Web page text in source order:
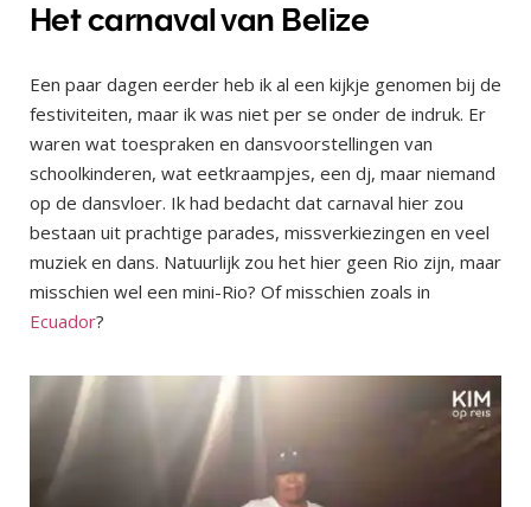
Het carnaval van Belize
Een paar dagen eerder heb ik al een kijkje genomen bij de
festiviteiten, maar ik was niet per se onder de indruk. Er
waren wat toespraken en dansvoorstellingen van
schoolkinderen, wat eetkraampjes, een dj, maar niemand
op de dansvloer. Ik had bedacht dat carnaval hier zou
bestaan uit prachtige parades, missverkiezingen en veel
muziek en dans. Natuurlijk zou het hier geen Rio zijn, maar
misschien wel een mini-Rio? Of misschien zoals in
Ecuador?